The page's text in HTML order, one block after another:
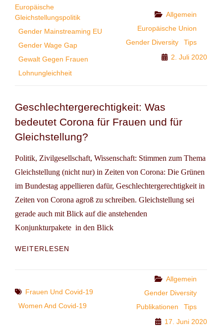
EU
RATSPRÄSIDENTSCHAFT
DEUTSCHLANDS
Europäische
Gleichstellungspolitik
Gender Mainstreaming EU
Gender Wage Gap
Gewalt Gegen Frauen
Lohnungleichheit
Categories
Allgemein
Europäische Union
Gender Diversity
Tips
2. Juli 2020
Geschlechtergerechtigkeit: Was
bedeutet Corona für Frauen und für
Gleichstellung?
Politik, Zivilgesellschaft, Wissenschaft: Stimmen zum Thema
Gleichstellung (nicht nur) in Zeiten von Corona: Die Grünen
im Bundestag appellieren dafür, Geschlechtergerechtigkeit in
Zeiten von Corona agroß zu schreiben. Gleichstellung sei
gerade auch mit Blick auf die anstehenden
Konjunkturpakete in den Blick
WEITERLESEN
FÜR
UND
Tags
Frauen Und Covid-19
Women And Covid-19
Categories
Allgemein
Gender Diversity
Publikationen
Tips
17. Juni 2020